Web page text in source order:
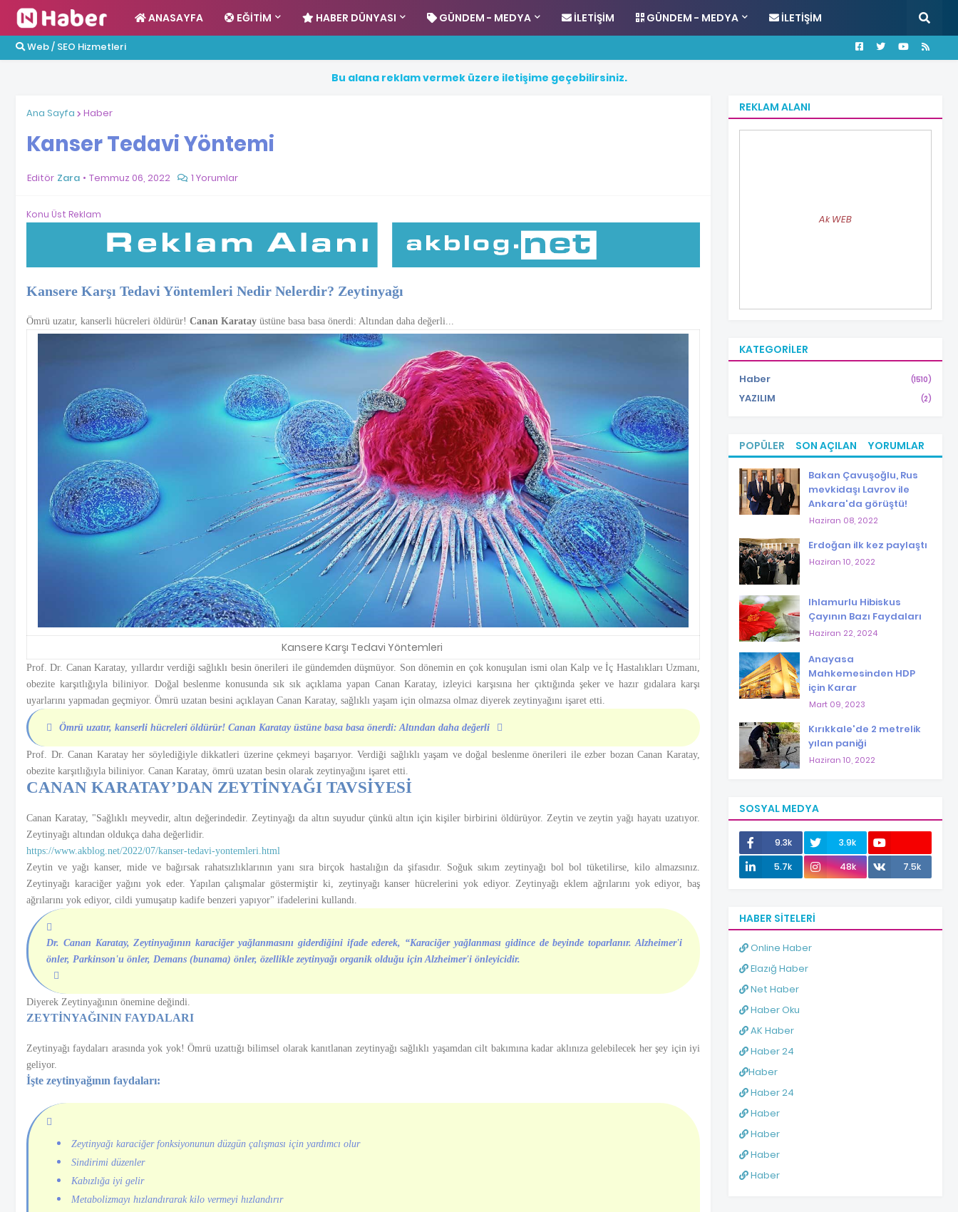
ANASAYFA EĞITIM HABER DÜNYASI GÜNDEM - MEDYA İLETIŞIM GÜNDEM - MEDYA İLETIŞIM
Web / SEO Hizmetleri
Bu alana reklamvermek üzere iletişime geçebilirsiniz.
Ana Sayfa Haber
Kanser Tedavi Yöntemi
Editör Zara Temmuz 06, 2022 1 Yorumlar
Konu Üst Reklam
Kansere Karşı Tedavi Yöntemleri Nedir Nelerdir? Zeytinyağı
Ömrü uzatır, kanserli hücreleri öldürür! Canan Karatay üstüne basa basa önerdi: Altından daha değerli...
Kansere Karşı Tedavi Yöntemleri
Prof. Dr. Canan Karatay, yıllardır verdiği sağlıklı besin önerileri ile gündemden düşmüyor. Son dönemin en çok konuşulan ismi olan Kalp ve İç Hastalıkları Uzmanı,
obezite karşıtlığıyla biliniyor. Doğal beslenme konusunda sık sık açıklama yapan Canan Karatay, izleyici karşısına her çıktığında şeker ve hazır gıdalara karşı
uyarlarını yapmadan geçmiyor. Ömrü uzatan besini açıklayan Canan Karatay, sağlıklı yaşam için olmazsa olmaz diyerek zeytinyağını işaret etti.
Ömrü uzatır, kanserli hücreleri öldürür! Canan Karatay üstüne basa basa önerdi: Altından daha değerli
Prof. Dr. Canan Karatay her söylediğiyle dikkatleri üzerine çekmeyi başarıyor. Verdiği sağlıklı yaşam ve doğal beslenme önerileri ile ezber bozan Canan Karatay,
obezite karşıtlığıyla biliniyor. Canan Karatay, ömrü uzatan besin olarak zeytinyağını işaret etti.
CANAN KARATAY’DAN ZEYTİNYAĞI TAVSİYESİ
Canan Karatay, "Sağlıklı meyvedir, altın değerindedir. Zeytinyağı da altın suyudur çünkü altın için kişiler birbirini öldürüyor. Zeytin ve zeytin yağı hayatı uzatıyor.
Zeytinyağı altından oldukça daha değerlidir.
https://www.akblog.net/2022/07/kanser-tedavi-yontemleri.html
Zeytin ve yağı kanser, mide ve bağırsak rahatsızlıklarının yanı sıra birçok hastalığın da şifasıdır. Soğuk sıkım zeytinyağı bol bol tüketilirse, kilo almazsınız.
Zeytinyağı karaciğer yağını yok eder. Yapılan çalışmalar göstermiştir ki, zeytinyağı kanser hücrelerini yok ediyor. Zeytinyağı eklem ağrılarını yok ediyor, baş
ağrılarını yok ediyor, cildi yumuşatıp kadife benzeri yapıyor" ifadelerini kullandı.
Dr. Canan Karatay, Zeytinyağının karaciğer yağlanmasını giderdiğini ifade ederek, “Karaciğer yağlanması gidince de beyinde toparlanır. Alzheimer'i
önler, Parkinson'u önler, Demans (bunama) önler, özellikle zeytinyağı organik olduğu için Alzheimer'i önleyicidir.
Diyerek Zeytinyağının önemine değindi.
ZEYTİNYAĞININ FAYDALARI
Zeytinyağı faydaları arasında yok yok! Ömrü uzattığı bilimsel olarak kanıtlanan zeytinyağı sağlıklı yaşamdan cilt bakımına kadar aklınıza gelebilecek her şey için iyi
geliyor.
İşte zeytinyağının faydaları:
Zeytinyağı karaciğer fonksiyonunun düzgün çalışması için yardımcı olur
Sindirimi düzenler
Kabızlığa iyi gelir
Metabolizmayı hızlandırarak kilo vermeyi hızlandırır
REKLAM ALANI
Ak WEB
KATEGORILER
Haber (1510)
YAZILIM (2)
POPÜLER SON AÇILAN YORUMLAR
Bakan Çavuşoğlu, Rus
mevkidaşı Lavrov ile
Ankara'da görüştü!
Haziran 08, 2022
Erdoğan ilk kez paylaştı
Haziran 10, 2022
Ihlamurlu Hibiskus
Çayının Bazı Faydaları
Haziran 22, 2024
Anayasa
Mahkemesinden HDP
için Karar
Mart 09, 2023
Kırıkkale'de 2 metrelik
yılan paniği
Haziran 10, 2022
SOSYAL MEDYA
9.3k
3.9k
12.0k
5.7k 48k 7.5k
HABER SITELERI
Online Haber
Elazığ Haber
Net Haber
Haber Oku
AK Haber
Haber 24
Haber
Haber 24
Haber
Haber
Haber
Haber